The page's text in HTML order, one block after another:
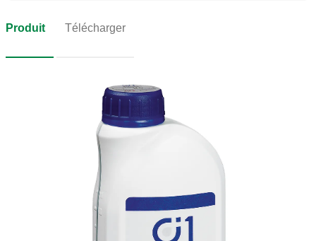
Produit Télécharger